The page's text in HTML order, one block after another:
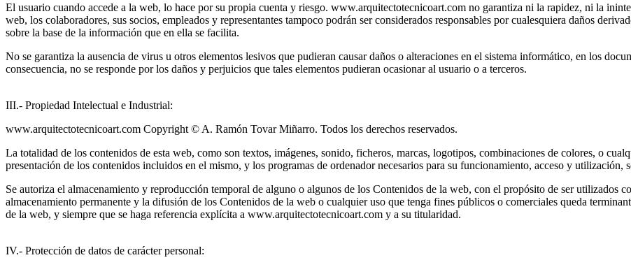
El usuario cuando accede a la web, lo hace por su propia cuenta y riesgo. www.arquitectotecnicoart.com no garantiza ni la rapidez, ni la
web, los colaboradores, sus socios, empleados y representantes tampoco podrán ser considerados responsables por cualesquiera daños
sobre la base de la información que en ella se facilita.
No se garantiza la ausencia de virus u otros elementos lesivos que pudieran causar daños o alteraciones en el sistema informático, en los
consecuencia, no se responde por los daños y perjuicios que tales elementos pudieran ocasionar al usuario o a terceros.
III.- Propiedad Intelectual e Industrial:
www.arquitectotecnicoart.com Copyright © A. Ramón Tovar Miñarro. Todos los derechos reservados.
La totalidad de los contenidos de esta web, como son textos, imágenes, sonido, ficheros, marcas, logotipos, combinaciones de colores, o
presentación de los contenidos incluidos en el mismo, y los programas de ordenador necesarios para su funcionamiento, acceso y utilización,
Se autoriza el almacenamiento y reproducción temporal de alguno o algunos de los Contenidos de la web, con el propósito de ser utilizados
almacenamiento permanente y la difusión de los Contenidos de la web o cualquier uso que tenga fines públicos o comerciales queda
de la web, y siempre que se haga referencia explícita a www.arquitectotecnicoart.com y a su titularidad.
IV.- Protección de datos de carácter personal: